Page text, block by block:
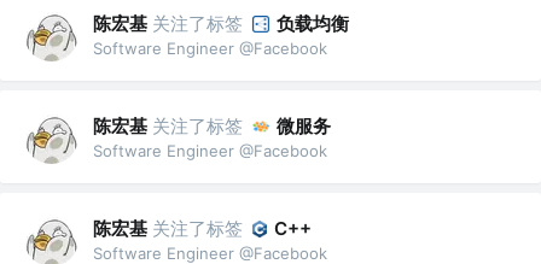
陈宏基 关注了标签 负载均衡
Software Engineer @Facebook
陈宏基 关注了标签 微服务
Software Engineer @Facebook
陈宏基 关注了标签 C++
Software Engineer @Facebook